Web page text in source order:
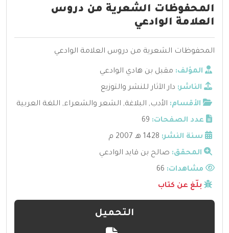
المحفوظات الشعرية من دروس
العلامة الوادعي
المحفوظات الشعرية من دروس العلامة الوادعي
المؤلف: مقبل بن هادي الوادعي
الناشر: دار الآثار للنشر والتوزيع
الأقسام: الأدب, البلاغة, الشعر والشعراء, اللغة العربية
عدد الصفحات: 69
سنة النشر: 1428 هـ 2007 م
المحقق: صالح بن قايد الوادعي
مشاهدات:
بلّغ عن كتاب
التحميل